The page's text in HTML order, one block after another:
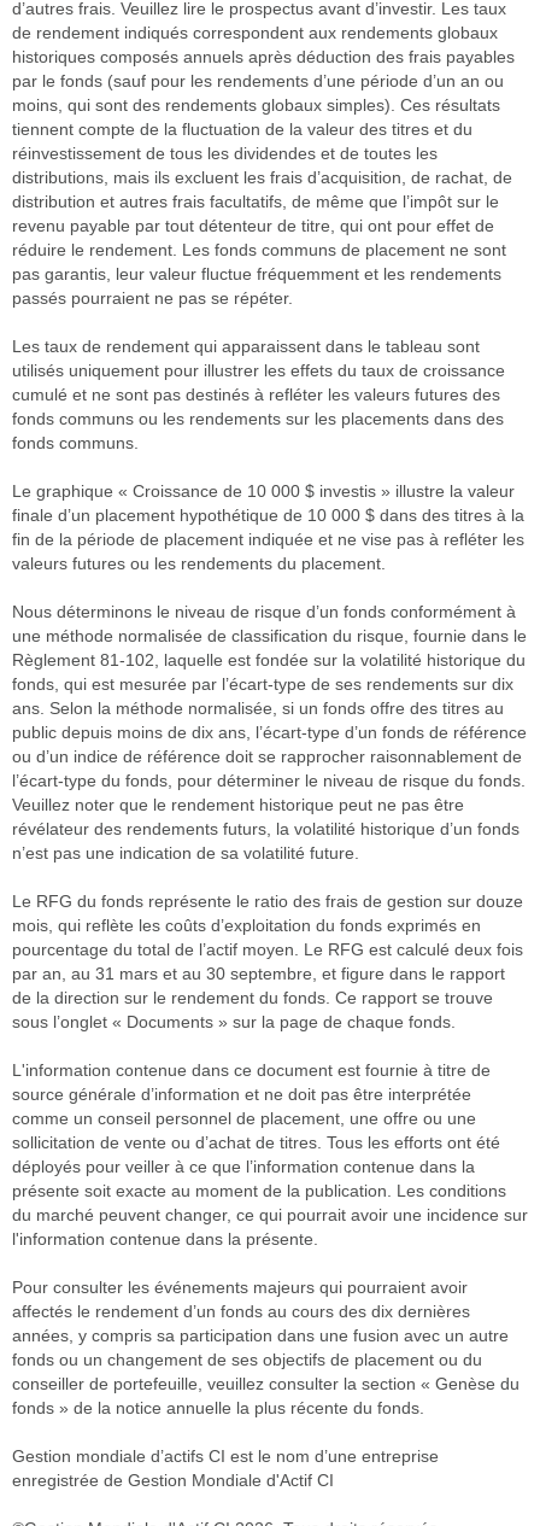
d’autres frais. Veuillez lire le prospectus avant d’investir. Les taux
de rendement indiqués correspondent aux rendements globaux
historiques composés annuels après déduction des frais payables
par le fonds (sauf pour les rendements d’une période d’un an ou
moins, qui sont des rendements globaux simples). Ces résultats
tiennent compte de la fluctuation de la valeur des titres et du
réinvestissement de tous les dividendes et de toutes les
distributions, mais ils excluent les frais d’acquisition, de rachat, de
distribution et autres frais facultatifs, de même que l’impôt sur le
revenu payable par tout détenteur de titre, qui ont pour effet de
réduire le rendement. Les fonds communs de placement ne sont
pas garantis, leur valeur fluctue fréquemment et les rendements
passés pourraient ne pas se répéter.
Les taux de rendement qui apparaissent dans le tableau sont
utilisés uniquement pour illustrer les effets du taux de croissance
cumulé et ne sont pas destinés à refléter les valeurs futures des
fonds communs ou les rendements sur les placements dans des
fonds communs.
Le graphique « Croissance de 10 000 $ investis » illustre la valeur
finale d’un placement hypothétique de 10 000 $ dans des titres à la
fin de la période de placement indiquée et ne vise pas à refléter les
valeurs futures ou les rendements du placement.
Nous déterminons le niveau de risque d’un fonds conformément à
une méthode normalisée de classification du risque, fournie dans le
Règlement 81-102, laquelle est fondée sur la volatilité historique du
fonds, qui est mesurée par l’écart-type de ses rendements sur dix
ans. Selon la méthode normalisée, si un fonds offre des titres au
public depuis moins de dix ans, l’écart-type d’un fonds de référence
ou d’un indice de référence doit se rapprocher raisonnablement de
l’écart-type du fonds, pour déterminer le niveau de risque du fonds.
Veuillez noter que le rendement historique peut ne pas être
révélateur des rendements futurs, la volatilité historique d’un fonds
n’est pas une indication de sa volatilité future.
Le RFG du fonds représente le ratio des frais de gestion sur douze
mois, qui reflète les coûts d’exploitation du fonds exprimés en
pourcentage du total de l’actif moyen. Le RFG est calculé deux fois
par an, au 31 mars et au 30 septembre, et figure dans le rapport
de la direction sur le rendement du fonds. Ce rapport se trouve
sous l’onglet « Documents » sur la page de chaque fonds.
L'information contenue dans ce document est fournie à titre de
source générale d’information et ne doit pas être interprétée
comme un conseil personnel de placement, une offre ou une
sollicitation de vente ou d’achat de titres. Tous les efforts ont été
déployés pour veiller à ce que l’information contenue dans la
présente soit exacte au moment de la publication. Les conditions
du marché peuvent changer, ce qui pourrait avoir une incidence sur
l'information contenue dans la présente.
Pour consulter les événements majeurs qui pourraient avoir
affectés le rendement d’un fonds au cours des dix dernières
années, y compris sa participation dans une fusion avec un autre
fonds ou un changement de ses objectifs de placement ou du
conseiller de portefeuille, veuillez consulter la section « Genèse du
fonds » de la notice annuelle la plus récente du fonds.
Gestion mondiale d’actifs CI est le nom d’une entreprise
enregistrée de Gestion Mondiale d'Actif CI